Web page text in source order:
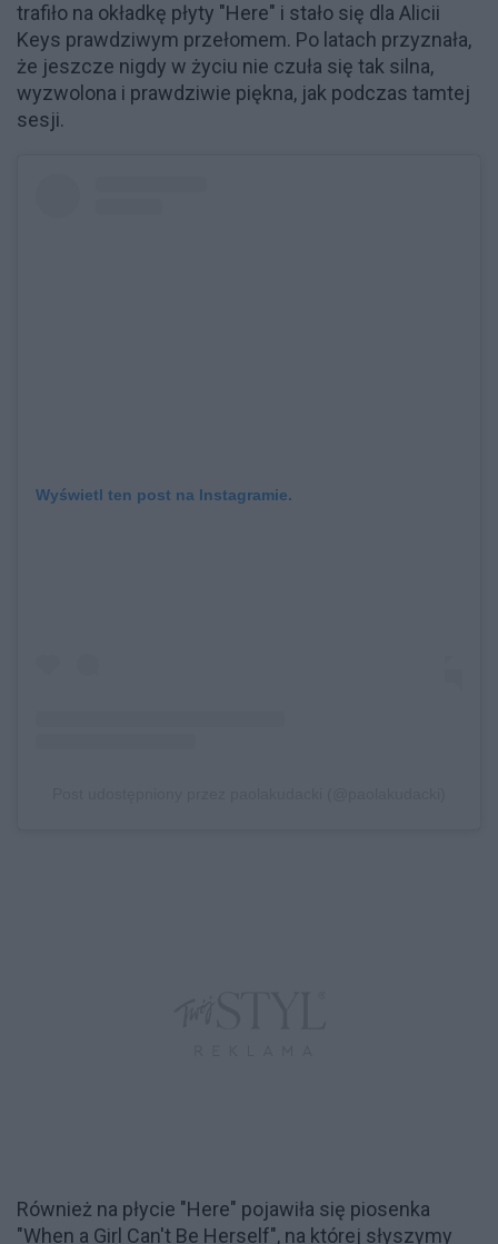
trafiło na okładkę płyty "Here" i stało się dla Alicii
Keys prawdziwym przełomem. Po latach przyznała,
że jeszcze nigdy w życiu nie czuła się tak silna,
wyzwolona i prawdziwie piękna, jak podczas tamtej
sesji.
Wyświetl ten post na Instagramie.
Również na płycie "Here" pojawiła się piosenka
"When a Girl Can't Be Herself", na której słyszymy